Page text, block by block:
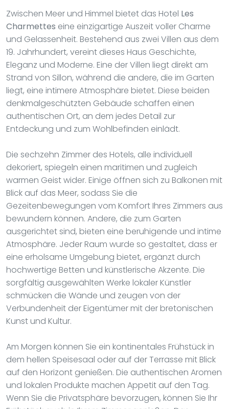
Zwischen Meer und Himmel bietet das Hotel Les
Charmettes eine einzigartige Auszeit voller Charme
und Gelassenheit. Bestehend aus zwei Villen aus dem
19. Jahrhundert, vereint dieses Haus Geschichte,
Eleganz und Moderne. Eine der Villen liegt direkt am
Strand von Sillon, während die andere, die im Garten
liegt, eine intimere Atmosphäre bietet. Diese beiden
denkmalgeschützten Gebäude schaffen einen
authentischen Ort, an dem jedes Detail zur
Entdeckung und zum Wohlbefinden einlädt.
Die sechzehn Zimmer des Hotels, alle individuell
dekoriert, spiegeln einen maritimen und zugleich
warmen Geist wider. Einige öffnen sich zu Balkonen mit
Blick auf das Meer, sodass Sie die
Gezeitenbewegungen vom Komfort Ihres Zimmers aus
bewundern können. Andere, die zum Garten
ausgerichtet sind, bieten eine beruhigende und intime
Atmosphäre. Jeder Raum wurde so gestaltet, dass er
eine erholsame Umgebung bietet, ergänzt durch
hochwertige Betten und künstlerische Akzente. Die
sorgfältig ausgewählten Werke lokaler Künstler
schmücken die Wände und zeugen von der
Verbundenheit der Eigentümer mit der bretonischen
Kunst und Kultur.
Am Morgen können Sie ein kontinentales Frühstück in
dem hellen Speisesaal oder auf der Terrasse mit Blick
auf den Horizont genießen. Die authentischen Aromen
und lokalen Produkte machen Appetit auf den Tag.
Wenn Sie die Privatsphäre bevorzugen, können Sie Ihr